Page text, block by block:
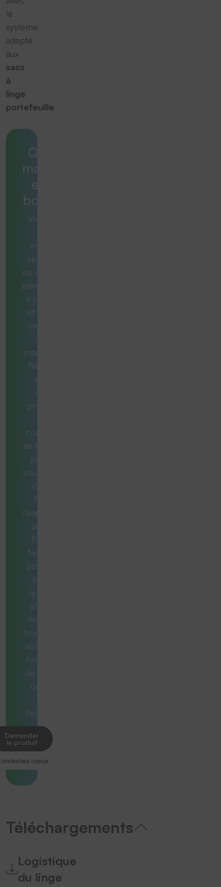
le
système
adapté
aux
sacs
à
linge
portefeuille
Quelle
machine
est la
bonne ?
Vous avez
exigence
spécifique
ou une tâche
passionnante
à résoudre
et vous ne
savez pas
quelle
machine est
faite pour
vous ?
Aucun
problème.
consultants
se feront un
plaisir de
vous aider et
de vous
fournir
l'équipement
adéquat.
Pour ce
faire, nous
posons les
bonnes
questions
afin qu'au
final, vous
trouviez une
solution qui
fonctionne
de manière
optimale
l'ensemble.
Demander
le produit
nous
Téléchargements
Logistique
du linge